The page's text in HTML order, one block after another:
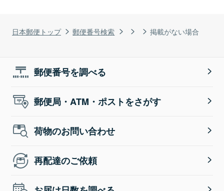
日本郵便トップ 郵便番号検索 掲載がない場合
郵便番号を調べる
郵便局・ATM・ポストをさがす
荷物のお問い合わせ
再配達のご依頼